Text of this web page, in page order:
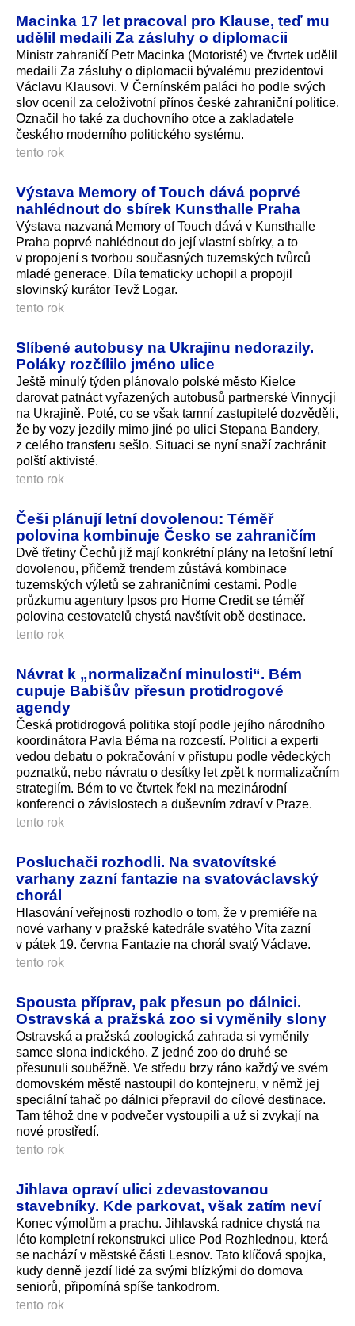
Macinka 17 let pracoval pro Klause, teď mu
udělil medaili Za zásluhy o diplomacii
Ministr zahraničí Petr Macinka (Motoristé) ve čtvrtek udělil
medaili Za zásluhy o diplomacii bývalému prezidentovi
Václavu Klausovi. V Černínském paláci ho podle svých
slov ocenil za celoživotní přínos české zahraniční politice.
Označil ho také za duchovního otce a zakladatele
českého moderního politického systému.
tento rok
Výstava Memory of Touch dává poprvé
nahlédnout do sbírek Kunsthalle Praha
Výstava nazvaná Memory of Touch dává v Kunsthalle
Praha poprvé nahlédnout do její vlastní sbírky, a to
v propojení s tvorbou současných tuzemských tvůrců
mladé generace. Díla tematicky uchopil a propojil
slovinský kurátor Tevž Logar.
tento rok
Slíbené autobusy na Ukrajinu nedorazily.
Poláky rozčílilo jméno ulice
Ještě minulý týden plánovalo polské město Kielce
darovat patnáct vyřazených autobusů partnerské Vinnycji
na Ukrajině. Poté, co se však tamní zastupitelé dozvěděli,
že by vozy jezdily mimo jiné po ulici Stepana Bandery,
z celého transferu sešlo. Situaci se nyní snaží zachránit
polští aktivisté.
tento rok
Češi plánují letní dovolenou: Téměř
polovina kombinuje Česko se zahraničím
Dvě třetiny Čechů již mají konkrétní plány na letošní letní
dovolenou, přičemž trendem zůstává kombinace
tuzemských výletů se zahraničními cestami. Podle
průzkumu agentury Ipsos pro Home Credit se téměř
polovina cestovatelů chystá navštívit obě destinace.
tento rok
Návrat k „normalizační minulosti“. Bém
cupuje Babišův přesun protidrogové
agendy
Česká protidrogová politika stojí podle jejího národního
koordinátora Pavla Béma na rozcestí. Politici a experti
vedou debatu o pokračování v přístupu podle vědeckých
poznatků, nebo návratu o desítky let zpět k normalizačním
strategiím. Bém to ve čtvrtek řekl na mezinárodní
konferenci o závislostech a duševním zdraví v Praze.
tento rok
Posluchači rozhodli. Na svatovítské
varhany zazní fantazie na svatováclavský
chorál
Hlasování veřejnosti rozhodlo o tom, že v premiéře na
nové varhany v pražské katedrále svatého Víta zazní
v pátek 19. června Fantazie na chorál svatý Václave.
tento rok
Spousta příprav, pak přesun po dálnici.
Ostravská a pražská zoo si vyměnily slony
Ostravská a pražská zoologická zahrada si vyměnily
samce slona indického. Z jedné zoo do druhé se
přesunuli souběžně. Ve středu brzy ráno každý ve svém
domovském městě nastoupil do kontejneru, v němž jej
speciální tahač po dálnici přepravil do cílové destinace.
Tam téhož dne v podvečer vystoupili a už si zvykají na
nové prostředí.
tento rok
Jihlava opraví ulici zdevastovanou
stavebníky. Kde parkovat, však zatím neví
Konec výmolům a prachu. Jihlavská radnice chystá na
léto kompletní rekonstrukci ulice Pod Rozhlednou, která
se nachází v městské části Lesnov. Tato klíčová spojka,
kudy denně jezdí lidé za svými blízkými do domova
seniorů, připomíná spíše tankodrom.
tento rok